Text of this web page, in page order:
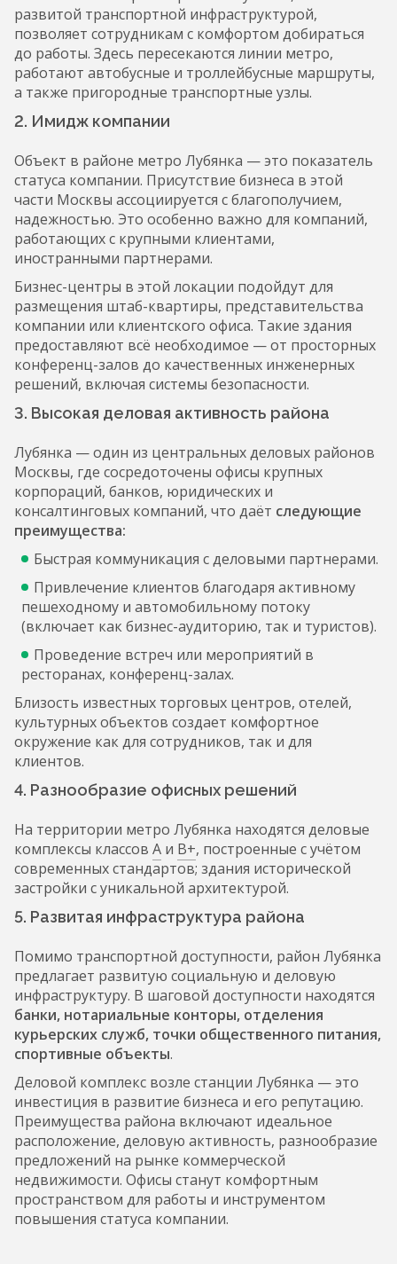
развитой транспортной инфраструктурой,
позволяет сотрудникам с комфортом добираться
до работы. Здесь пересекаются линии метро,
работают автобусные и троллейбусные маршруты,
а также пригородные транспортные узлы.
2. Имидж компании
Объект в районе метро Лубянка — это показатель
статуса компании. Присутствие бизнеса в этой
части Москвы ассоциируется с благополучием,
надежностью. Это особенно важно для компаний,
работающих с крупными клиентами,
иностранными партнерами.
Бизнес-центры в этой локации подойдут для
размещения штаб-квартиры, представительства
компании или клиентского офиса. Такие здания
предоставляют всё необходимое — от просторных
конференц-залов до качественных инженерных
решений, включая системы безопасности.
3. Высокая деловая активность района
Лубянка — один из центральных деловых районов
Москвы, где сосредоточены офисы крупных
корпораций, банков, юридических и
консалтинговых компаний, что даёт следующие
преимущества:
Быстрая коммуникация с деловыми партнерами.
Привлечение клиентов благодаря активному
пешеходному и автомобильному потоку
(включает как бизнес-аудиторию, так и туристов).
Проведение встреч или мероприятий в
ресторанах, конференц-залах.
Близость известных торговых центров, отелей,
культурных объектов создает комфортное
окружение как для сотрудников, так и для
клиентов.
4. Разнообразие офисных решений
На территории метро Лубянка находятся деловые
комплексы классов А и В+, построенные с учётом
современных стандартов; здания исторической
застройки с уникальной архитектурой.
5. Развитая инфраструктура района
Помимо транспортной доступности, район Лубянка
предлагает развитую социальную и деловую
инфраструктуру. В шаговой доступности находятся
банки, нотариальные конторы, отделения
курьерских служб, точки общественного питания,
спортивные объекты.
Деловой комплекс возле станции Лубянка — это
инвестиция в развитие бизнеса и его репутацию.
Преимущества района включают идеальное
расположение, деловую активность, разнообразие
предложений на рынке коммерческой
недвижимости. Офисы станут комфортным
пространством для работы и инструментом
повышения статуса компании.